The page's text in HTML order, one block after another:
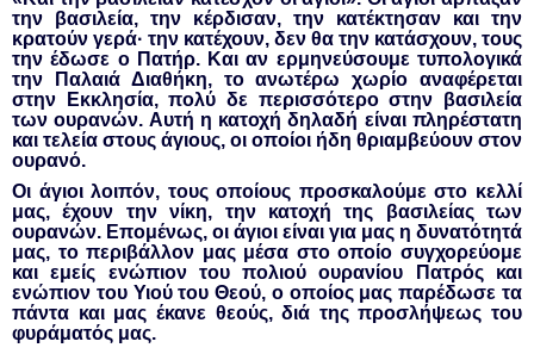
την βασιλεία, την κέρδισαν, την κατέκτησαν και την
κρατούν γερά· την κατέχουν, δεν θα την κατάσχουν, τους
την έδωσε ο Πατήρ. Και αν ερμηνεύσουμε τυπολογικά
την Παλαιά Διαθήκη, το ανωτέρω χωρίο αναφέρεται
στην Εκκλησία, πολύ δε περισσότερο στην βασιλεία
των ουρανών. Αυτή η κατοχή δηλαδή είναι πληρέστατη
και τελεία στους άγιους, οι οποίοι ήδη θριαμβεύουν στον
ουρανό.
Οι άγιοι λοιπόν, τους οποίους προσκαλούμε στο κελλί
μας, έχουν την νίκη, την κατοχή της βασιλείας των
ουρανών. Επομένως, οι άγιοι είναι για μας η δυνατότητά
μας, το περιβάλλον μας μέσα στο οποίο συγχορεύομε
και εμείς ενώπιον του πολιού ουρανίου Πατρός και
ενώπιον του Υιού του Θεού, ο οποίος μας παρέδωσε τα
πάντα και μας έκανε θεούς, διά της προσλήψεως του
φυράματός μας.